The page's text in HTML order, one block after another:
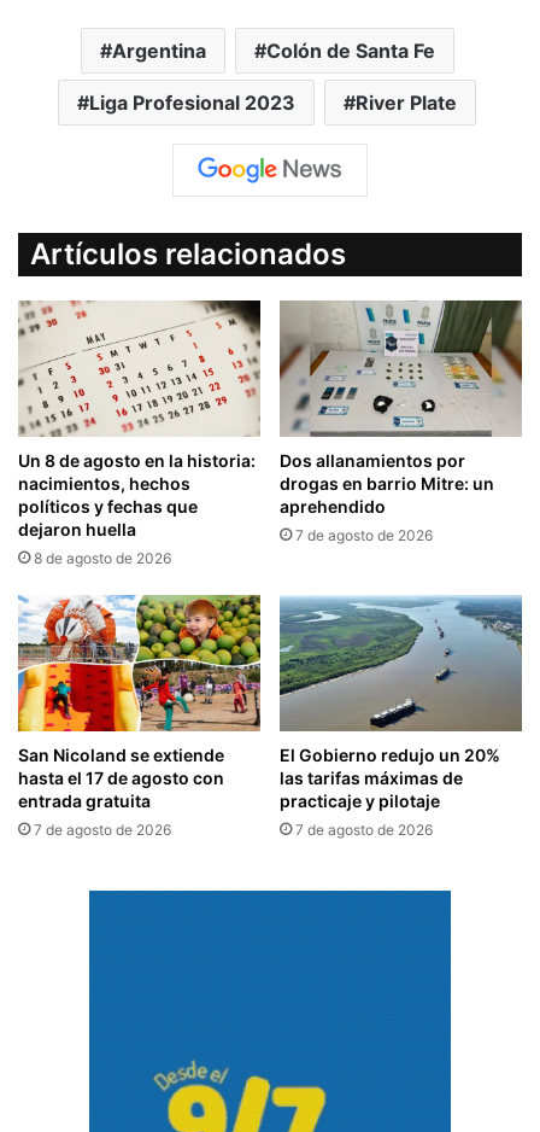
Argentina Colón de Santa Fe
Liga Profesional 2023 River Plate
Artículos relacionados
Un 8 de agosto en la historia:
nacimientos, hechos
políticos y fechas que
dejaron huella
8 de agosto de 2026
Dos allanamientos por
drogas en barrio Mitre: un
aprehendido
7 de agosto de 2026
San Nicoland se extiende
hasta el 17 de agosto con
entrada gratuita
7 de agosto de 2026
El Gobierno redujo un 20%
las tarifas máximas de
practicaje y pilotaje
7 de agosto de 2026